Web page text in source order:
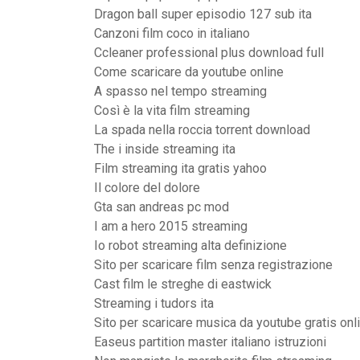
Dragon ball super episodio 127 sub ita
Canzoni film coco in italiano
Ccleaner professional plus download full
Come scaricare da youtube online
A spasso nel tempo streaming
Così è la vita film streaming
La spada nella roccia torrent download
The i inside streaming ita
Film streaming ita gratis yahoo
Il colore del dolore
Gta san andreas pc mod
I am a hero 2015 streaming
Io robot streaming alta definizione
Sito per scaricare film senza registrazione
Cast film le streghe di eastwick
Streaming i tudors ita
Sito per scaricare musica da youtube gratis
Easeus partition master italiano istruzioni